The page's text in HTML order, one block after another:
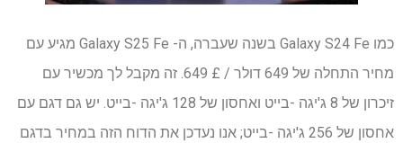
כמו Galaxy S24 Fe בשנה שעברה, ה- Galaxy S25 Fe מגיע עם
מחיר התחלה של 649 דולר / £ 649. זה מקבל לך מכשיר עם
זיכרון של 8 ג'יגה -בייט ואחסון של 128 ג'יגה -בייט. יש גם דגם עם
אחסון של 256 ג'יגה -בייט; אנו נעדכן את הדוח הזה במחיר בדגם